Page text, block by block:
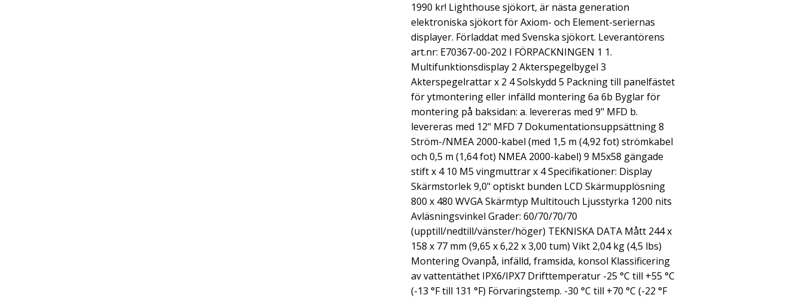
1990 kr! Lighthouse sjökort, är nästa generation
elektroniska sjökort för Axiom- och Element-seriernas
displayer. Förladdat med Svenska sjökort. Leverantörens
art.nr: E70367-00-202 I FÖRPACKNINGEN 1 1.
Multifunktionsdisplay 2 Akterspegelbygel 3
Akterspegelrattar x 2 4 Solskydd 5 Packning till panelfästet
för ytmontering eller infälld montering 6a 6b Byglar för
montering på baksidan: a. levereras med 9" MFD b.
levereras med 12" MFD 7 Dokumentationsuppsättning 8
Ström-/NMEA 2000-kabel (med 1,5 m (4,92 fot) strömkabel
och 0,5 m (1,64 fot) NMEA 2000-kabel) 9 M5x58 gängade
stift x 4 10 M5 vingmuttrar x 4 Specifikationer: Display
Skärmstorlek 9,0" optiskt bunden LCD Skärmupplösning
800 x 480 WVGA Skärmtyp Multitouch Ljusstyrka 1200 nits
Avläsningsvinkel Grader: 60/70/70/70
(upptill/nedtill/vänster/höger) TEKNISKA DATA Mått 244 x
158 x 77 mm (9,65 x 6,22 x 3,00 tum) Vikt 2,04 kg (4,5 lbs)
Montering Ovanpå, infälld, framsida, konsol Klassificering
av vattentäthet IPX6/IPX7 Drifttemperatur -25 °C till +55 °C
(-13 °F till 131 °F) Förvaringstemp. -30 °C till +70 °C (-22 °F